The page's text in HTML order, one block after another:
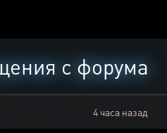
с форума
4 часа назад